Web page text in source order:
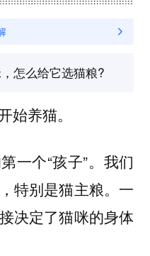
怎么给它选猫粮?
始养猫。
一个“孩子”。我们
特别是猫主粮。一
决定了猫咪的身体